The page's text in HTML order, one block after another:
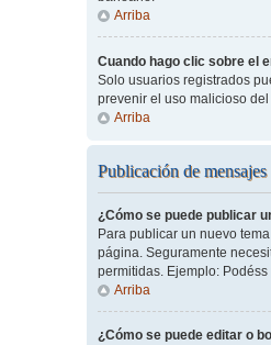
Arriba
Cuando hago clic sobre el
Solo usuarios registrados
prevenir el uso malicioso
Arriba
Publicación de mensajes
¿Cómo se puede publicar
Para publicar un nuevo
página. Seguramente
permitidas. Ejemplo:
Arriba
¿Cómo se puede editar o